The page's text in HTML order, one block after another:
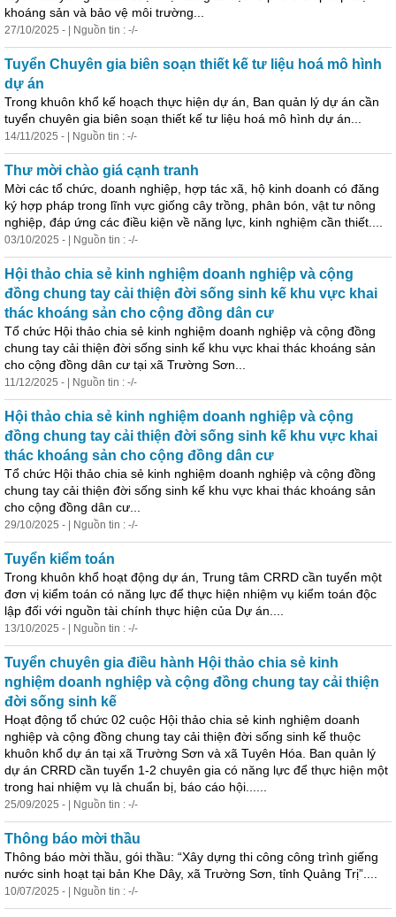
khoáng sản và bảo vệ môi trường...
27/10/2025 - | Nguồn tin : -/-
Tuyển Chuyên gia biên soạn thiết kế tư liệu hoá mô hình
dự án
Trong khuôn khổ kế hoạch thực hiện dự án, Ban quản lý dự án cần
tuyển chuyên gia biên soạn thiết kế tư liệu hoá mô hình dự án...
14/11/2025 - | Nguồn tin : -/-
Thư mời chào giá cạnh tranh
Mời các tổ chức, doanh nghiệp, hợp tác xã, hộ kinh doanh có đăng
ký hợp pháp trong lĩnh vực giống cây trồng, phân bón, vật tư nông
nghiệp, đáp ứng các điều kiện về năng lực, kinh nghiệm cần thiết....
03/10/2025 - | Nguồn tin : -/-
Hội thảo chia sẻ kinh nghiệm doanh nghiệp và cộng
đồng chung tay cải thiện đời sống sinh kế khu vực khai
thác khoáng sản cho cộng đồng dân cư
Tổ chức Hội thảo chia sẻ kinh nghiệm doanh nghiệp và cộng đồng
chung tay cải thiện đời sống sinh kế khu vực khai thác khoáng sản
cho cộng đồng dân cư tại xã Trường Sơn...
11/12/2025 - | Nguồn tin : -/-
Hội thảo chia sẻ kinh nghiệm doanh nghiệp và cộng
đồng chung tay cải thiện đời sống sinh kế khu vực khai
thác khoáng sản cho cộng đồng dân cư
Tổ chức Hội thảo chia sẻ kinh nghiệm doanh nghiệp và cộng đồng
chung tay cải thiện đời sống sinh kế khu vực khai thác khoáng sản
cho cộng đồng dân cư...
29/10/2025 - | Nguồn tin : -/-
Tuyển kiểm toán
Trong khuôn khổ hoạt động dự án, Trung tâm CRRD cần tuyển một
đơn vị kiểm toán có năng lực để thực hiện nhiệm vụ kiểm toán độc
lập đối với nguồn tài chính thực hiện của Dự án....
13/10/2025 - | Nguồn tin : -/-
Tuyển chuyên gia điều hành Hội thảo chia sẻ kinh
nghiệm doanh nghiệp và cộng đồng chung tay cải thiện
đời sống sinh kế
Hoạt động tổ chức 02 cuộc Hội thảo chia sẻ kinh nghiệm doanh
nghiệp và cộng đồng chung tay cải thiện đời sống sinh kế thuộc
khuôn khổ dự án tại xã Trường Sơn và xã Tuyên Hóa. Ban quản lý
dự án CRRD cần tuyển 1-2 chuyên gia có năng lực để thực hiện một
trong hai nhiệm vụ là chuẩn bị, báo cáo hội......
25/09/2025 - | Nguồn tin : -/-
Thông báo mời thầu
Thông báo mời thầu, gói thầu: “Xây dựng thi công công trình giếng
nước sinh hoạt tại bản Khe Dây, xã Trường Sơn, tỉnh Quảng Trị”....
10/07/2025 - | Nguồn tin : -/-